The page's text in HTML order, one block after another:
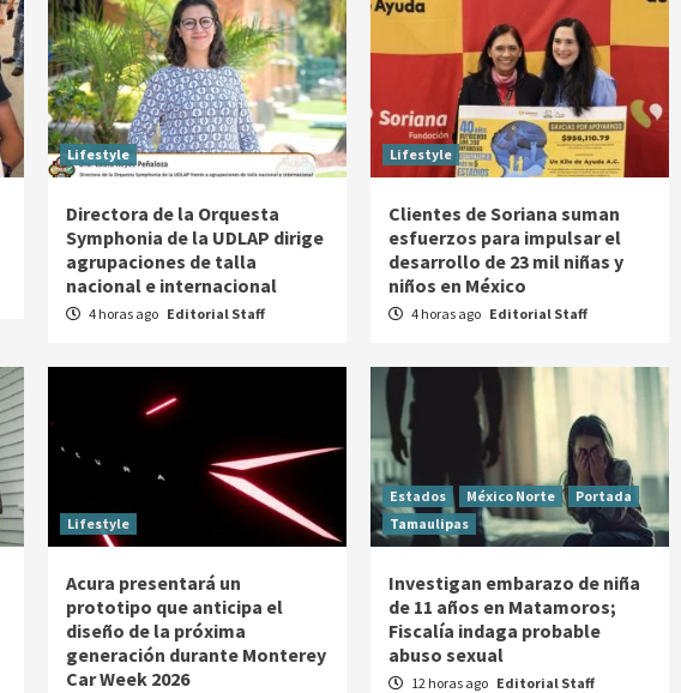
Lifestyle
Directora de la Orquesta
Symphonia de la UDLAP dirige
agrupaciones de talla
nacional e internacional
4 horas ago Editorial Staff
Lifestyle
Clientes de Soriana suman
esfuerzos para impulsar el
desarrollo de 23 mil niñas y
niños en México
4 horas ago Editorial Staff
Lifestyle
Acura presentará un
prototipo que anticipa el
diseño de la próxima
generación durante Monterey
Car Week 2026
Estados México Norte
Portada
Tamaulipas
Investigan embarazo de niña
de 11 años en Matamoros;
Fiscalía indaga probable
abuso sexual
12 horas ago Editorial Staff